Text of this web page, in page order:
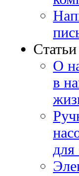
Cтатьи
О
в
для